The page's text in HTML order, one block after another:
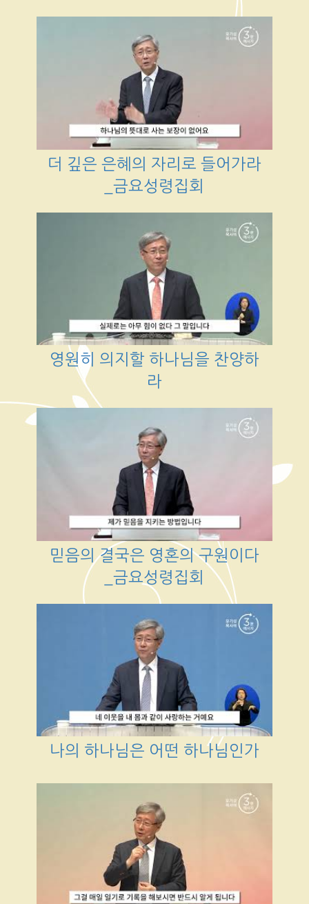
더 깊은 은혜의 자리로 들어가라
_금요성령집회
영원히 의지할 하나님을 찬양하
라
믿음의 결국은 영혼의 구원이다
_금요성령집회
나의 하나님은 어떤 하나님인가